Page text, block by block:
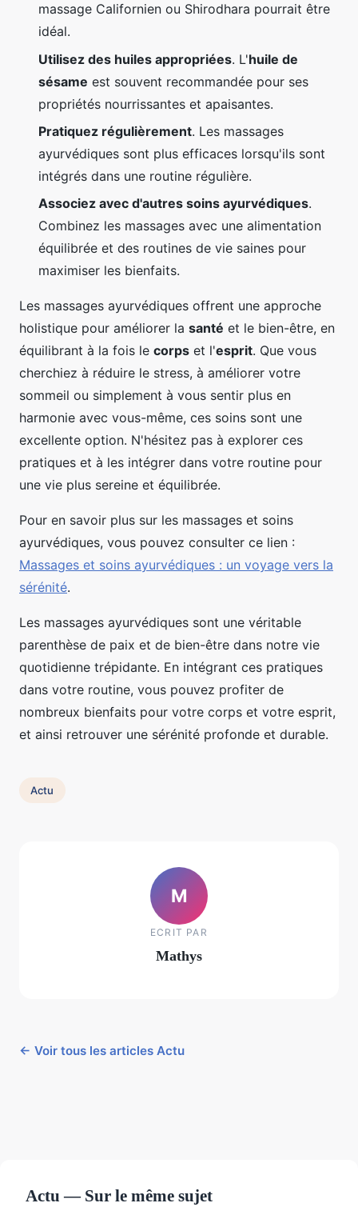
massage Californien ou Shirodhara pourrait être
idéal.
Utilisez des huiles appropriées. L'huile de
sésame est souvent recommandée pour ses
propriétés nourrissantes et apaisantes.
Pratiquez régulièrement. Les massages
ayurvédiques sont plus efficaces lorsqu'ils sont
intégrés dans une routine régulière.
Associez avec d'autres soins ayurvédiques.
Combinez les massages avec une alimentation
équilibrée et des routines de vie saines pour
maximiser les bienfaits.
Les massages ayurvédiques offrent une approche
holistique pour améliorer la santé et le bien-être, en
équilibrant à la fois le corps et l'esprit. Que vous
cherchiez à réduire le stress, à améliorer votre
sommeil ou simplement à vous sentir plus en
harmonie avec vous-même, ces soins sont une
excellente option. N'hésitez pas à explorer ces
pratiques et à les intégrer dans votre routine pour
une vie plus sereine et équilibrée.
Pour en savoir plus sur les massages et soins
ayurvédiques, vous pouvez consulter ce lien :
Massages et soins ayurvédiques : un voyage vers la
sérénité.
Les massages ayurvédiques sont une véritable
parenthèse de paix et de bien-être dans notre vie
quotidienne trépidante. En intégrant ces pratiques
dans votre routine, vous pouvez profiter de
nombreux bienfaits pour votre corps et votre esprit,
et ainsi retrouver une sérénité profonde et durable.
Actu
M
ECRIT PAR
Mathys
← Voir tous les articles Actu
Actu — Sur le même sujet